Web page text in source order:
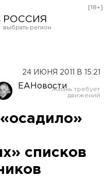
РОССИЯ
Оренбург
[18+]
24 ИЮНЯ 2011 В 15:21
ЕАНовости
списков